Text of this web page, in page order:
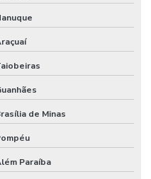
de Minas
Paraíba